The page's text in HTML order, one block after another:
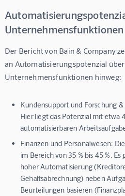
Unternehmensfunktionen
Der Bericht von Bain & Company
an Automatisierungspotenzial
Unternehmensfunktionen hinweg:
Kundensupport und Forschung
Hier liegt das Potenzial mit etwa
automatisierbaren
Finanzen und Personalwesen:
im Bereich von 35 % bis 45 %.
hoher Automatisierung
Gehaltsabrechnung) neben
Beurteilungen basieren